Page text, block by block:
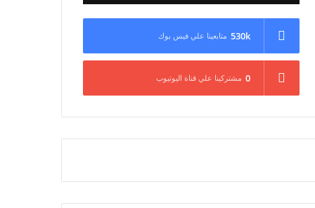
530k متابعينا علي فيس بوك
0 مشتركينا علي قناة اليوتيوب